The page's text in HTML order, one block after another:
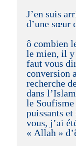
J’en suis
d’une sœur
ô combien
le mien, il y
faut vous
conversion
recherche
dans
le Soufisme
puissants
vous, j’ai
« Allah »